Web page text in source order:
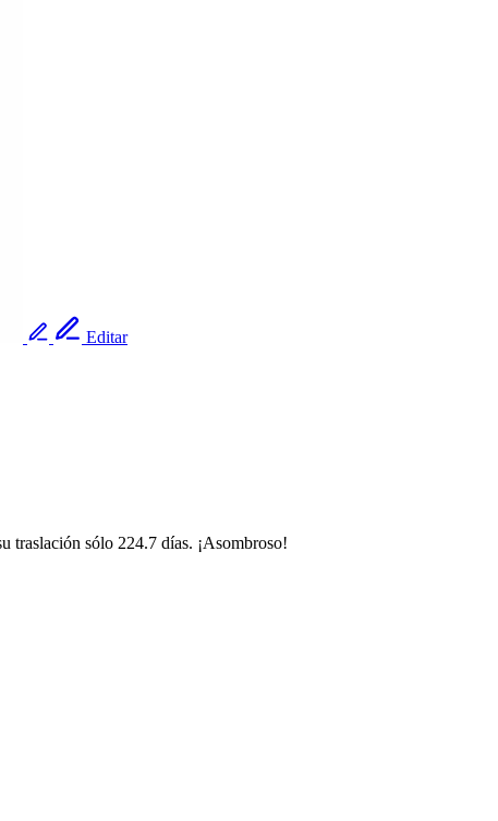
Editar
traslación sólo 224.7 días. ¡Asombroso!